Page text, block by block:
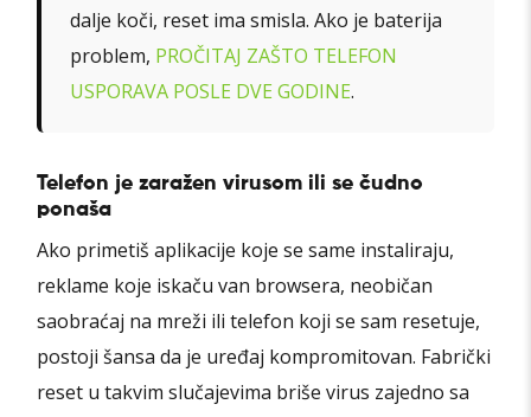
dalje koči, reset ima smisla. Ako je baterija
problem, PROČITAJ ZAŠTO TELEFON
USPORAVA POSLE DVE GODINE.
Telefon je zaražen virusom ili se čudno
ponaša
Ako primetiš aplikacije koje se same instaliraju,
reklame koje iskaču van browsera, neobičan
saobraćaj na mreži ili telefon koji se sam resetuje,
postoji šansa da je uređaj kompromitovan. Fabrički
reset u takvim slučajevima briše virus zajedno sa